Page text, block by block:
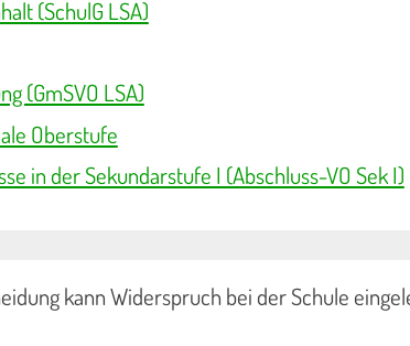
(SchulG LSA)
(GmSVO LSA)
Oberstufe
in der Sekundarstufe I (Abschluss-VO Sek I)
kann Widerspruch bei der Schule